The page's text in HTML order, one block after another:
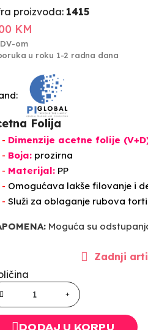
proizvoda: 1415
KM
om
u roku 1-2 radna dana
Folija
- Dimenzije acetne folije
- Boja: prozirna
- Materijal: PP
- Omogućava lakše filovanje i
- Služi za oblaganje rubova
Moguća su
Zadnji
DODAJ U KORPU